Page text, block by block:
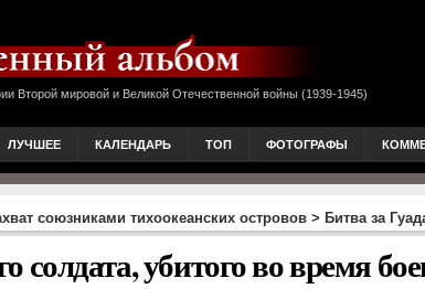
Второй мировой и Великой Отечественной войны (1939-1945)
ЛУЧШЕЕ КАЛЕНДАРЬ ТОП ФОТОГРАФЫ
союзниками тихоокеанских островов > Битва за
солдата, убитого во время